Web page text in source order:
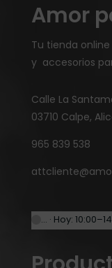
Amor
Tu tienda
y accesorios
Calle La
03710 Calpe,
965 839 538
… · Hoy: